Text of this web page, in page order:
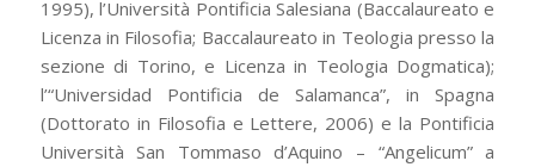
1995), l’Università Pontificia Salesiana (Baccalaureato e
Licenza in Filosofia; Baccalaureato in Teologia presso la
sezione di Torino, e Licenza in Teologia Dogmatica);
l’“Universidad Pontificia de Salamanca”, in Spagna
(Dottorato in Filosofia e Lettere, 2006) e la Pontificia
Università San Tommaso d’Aquino – “Angelicum” a